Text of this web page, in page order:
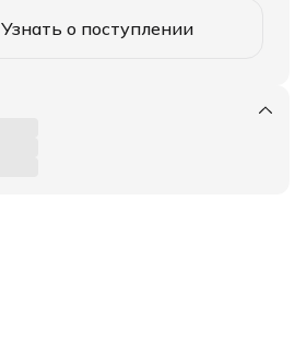
Узнать о поступлении